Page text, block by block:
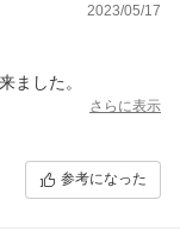
2023/05/17
ました。
さらに表示
参考になった